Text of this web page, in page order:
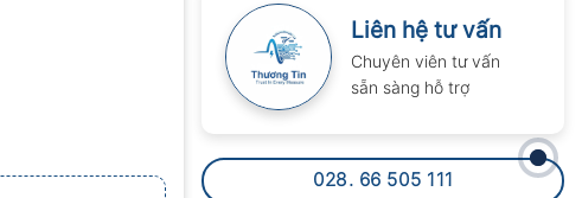
Liên hệ tư vấn
Chuyên viên tư vấn
sẵn sàng hỗ trợ
028. 66 505 111